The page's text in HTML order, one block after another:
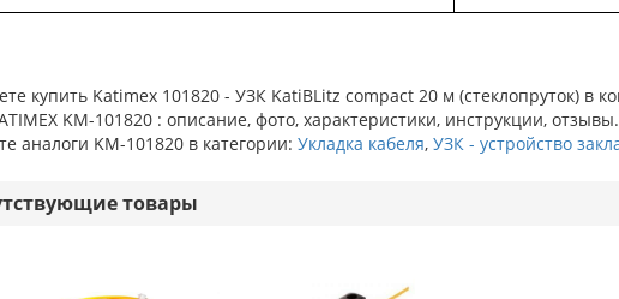
купить Katimex 101820 - УЗК KatiBLitz compact 20 м (стеклопруток) в
KM-101820 : описание, фото, характеристики, инструкции, отзывы.
аналоги KM-101820 в категории: Укладка кабеля, УЗК - устройство
товары